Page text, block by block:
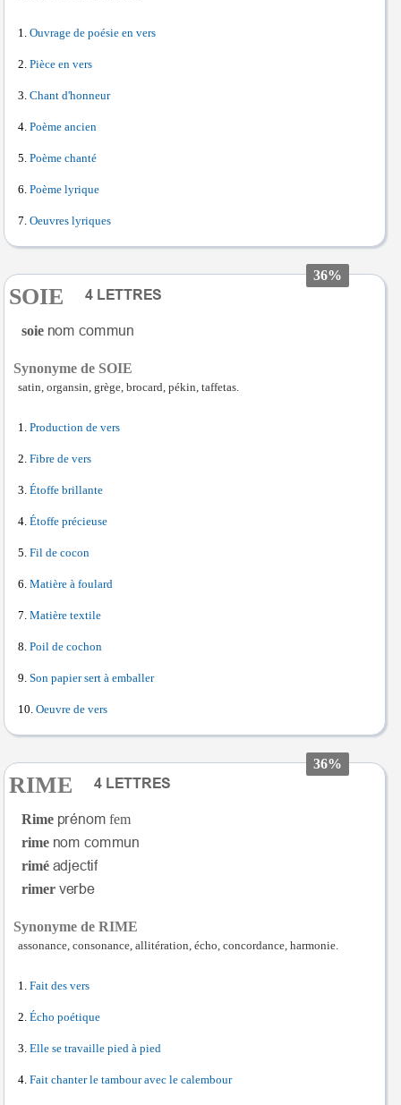
Ouvrage de poésie en vers
Pièce en vers
Chant d'honneur
Poème ancien
Poème chanté
Poème lyrique
Oeuvres lyriques
36%
SOIE
soie
Synonyme de SOIE
satin, organsin, grège, brocard, pékin, taffetas.
Production de vers
Fibre de vers
Étoffe brillante
Étoffe précieuse
Fil de cocon
Matière à foulard
Matière textile
Poil de cochon
Son papier sert à emballer
Oeuvre de vers
36%
RIME
Rime
fem
rime
rimé
rimer
Synonyme de RIME
assonance, consonance, allitération, écho, concordance, harmonie.
Fait des vers
Écho poétique
Elle se travaille pied à pied
Fait chanter le tambour avec le calembour